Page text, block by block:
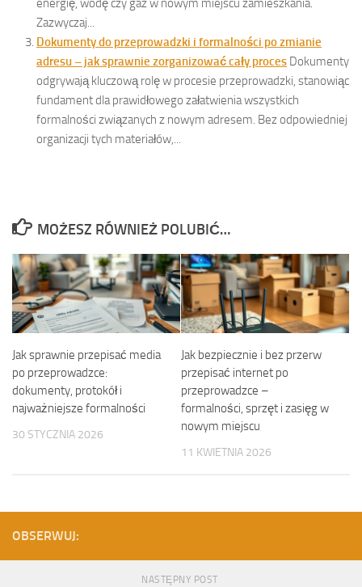
energię, wodę czy gaz w nowym miejscu zamieszkania.
Zazwyczaj...
Dokumenty do przeprowadzki i formalności po zmianie
adresu – jak sprawnie zorganizować cały proces Dokumenty
odgrywają kluczową rolę w procesie przeprowadzki, stanowiąc
fundament dla prawidłowego załatwienia wszystkich
formalności związanych z nowym adresem. Bez odpowiedniej
organizacji tych materiałów,...
MOŻESZ RÓWNIEŻ POLUBIĆ…
Jak sprawnie przepisać media
po przeprowadzce:
dokumenty, protokół i
najważniejsze formalności
30 STYCZNIA 2026
Jak bezpiecznie i bez przerw
przepisać internet po
przeprowadzce –
formalności, sprzęt i zasięg w
nowym miejscu
11 KWIETNIA 2026
OBSERWUJ:
NASTĘPNY POST